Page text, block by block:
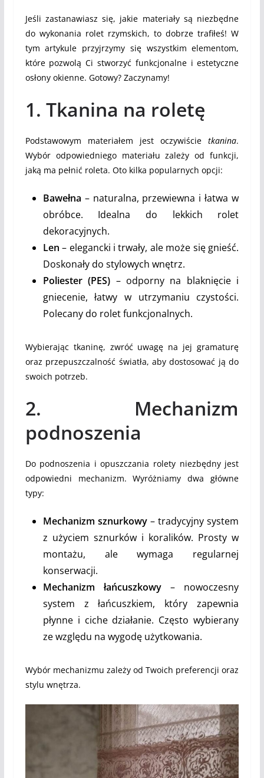
Jeśli zastanawiasz się, jakie materiały są niezbędne
do wykonania rolet rzymskich, to dobrze trafiłeś! W
tym artykule przyjrzymy się wszystkim elementom,
które pozwolą Ci stworzyć funkcjonalne i estetyczne
osłony okienne. Gotowy? Zaczynamy!
1. Tkanina na roletę
Podstawowym materiałem jest oczywiścietkanina.
Wybór odpowiedniego materiału zależy od funkcji,
jaką ma pełnić roleta. Oto kilka popularnych opcji:
Bawełna – naturalna, przewiewna i łatwa w
obróbce. Idealna do lekkich rolet
dekoracyjnych.
Len – elegancki i trwały, ale może się gnieść.
Doskonały do stylowych wnętrz.
Poliester (PES) – odporny na blaknięcie i
gniecenie, łatwy w utrzymaniu czystości.
Polecany do rolet funkcjonalnych.
Wybierając tkaninę, zwróć uwagę na jej gramaturę
oraz przepuszczalność światła, aby dostosować ją do
swoich potrzeb.
2. Mechanizm
podnoszenia
Do podnoszenia i opuszczania rolety niezbędny jest
odpowiedni mechanizm. Wyróżniamy dwa główne
typy:
Mechanizm sznurkowy– tradycyjny system
z użyciem sznurków i koralików. Prosty w
montażu, ale wymaga regularnej
konserwacji.
Mechanizm łańcuszkowy– nowoczesny
system z łańcuszkiem, który zapewnia
płynne i ciche działanie. Często wybierany
ze względu na wygodę użytkowania.
Wybór mechanizmu zależy od Twoich preferencji oraz
stylu wnętrza.